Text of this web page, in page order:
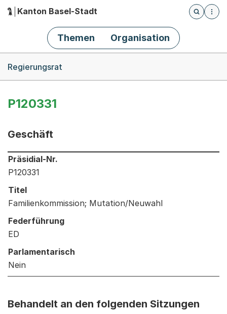
Hauptnavigation
Kanton Basel-Stadt
Öffnet
Themen Organisation
Regierungsrat
P120331
Geschäft
Informationen zum Ausgewählten Geschäft
Präsidial-Nr.
P120331
Titel
Familienkommission; Mutation/Neuwahl
Federführung
ED
Parlamentarisch
Nein
Behandelt an den folgenden Sitzungen